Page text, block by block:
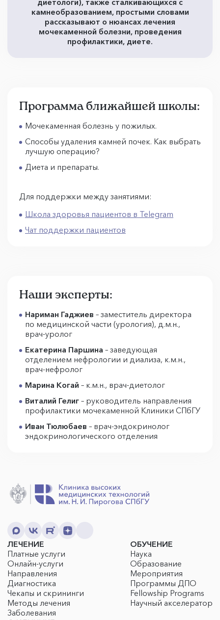
диетологи), также сталкивающихся с
камнеобразованием, простыми словами
рассказывают о нюансах лечения
мочекаменной болезни, проведения
профилактики, диете.
Программа ближайшей школы:
Мочекаменная болезнь у пожилых.
Способы удаления камней почек. Как выбрать
лучшую операцию?
Диета и препараты.
Для поддержки между занятиями:
Школа здоровья пациентов в Telegram
Чат поддержки пациентов
Наши эксперты:
Нариман Гаджиев – заместитель директора
по медицинской части (урология), д.м.н.,
врач-уролог
Екатерина Паршина – заведующая
отделением нефрологии и диализа, к.м.н.,
врач-нефролог
Марина Когай – к.м.н., врач-диетолог
Виталий Гелиг – руководитель направления
профилактики мочекаменной Клиники СПбГУ
Иван Тюлюбаев – врач-эндокринолог
эндокринологического отделения
ЛЕЧЕНИЕ
Платные услуги
Онлайн-услуги
Направления
Диагностика
Чекапы и скрининги
Методы лечения
Заболевания
ОБУЧЕНИЕ
Наука
Образование
Мероприятия
Программы ДПО
Fellowship Programs
Научный акселератор